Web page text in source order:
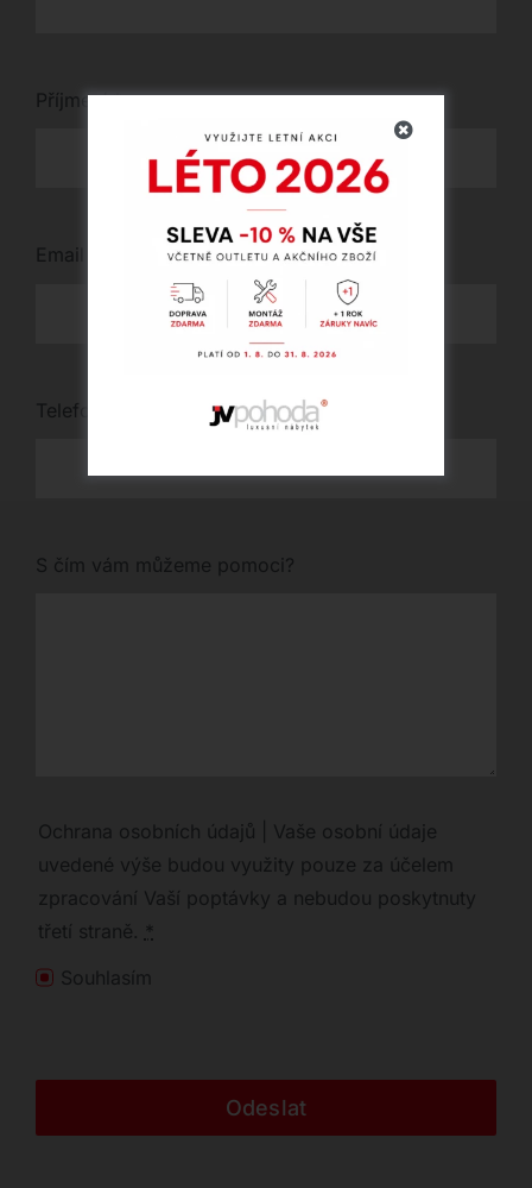
Příjmení*
Email
Telefon
S čím vám můžeme pomoci?
Ochrana osobních údajů | Vaše osobní údaje
uvedené výše budou využity pouze za účelem
zpracování Vaší poptávky a nebudou poskytnuty
třetí straně. *
Souhlasím
Odeslat